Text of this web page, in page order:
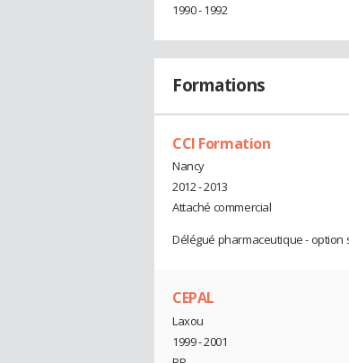
1990 - 1992
Formations
CCI Formation
Nancy
2012 - 2013
Attaché commercial
Délégué pharmaceutique - option
CEPAL
Laxou
1999 - 2001